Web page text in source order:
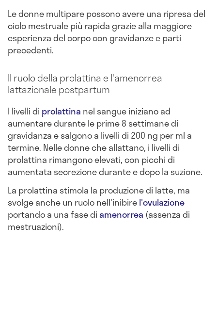
Le donne multipare possono avere una ripresa del
ciclo mestruale più rapida grazie alla maggiore
esperienza del corpo con gravidanze e parti
precedenti.
Il ruolo della prolattina e l'amenorrea
lattazionale postpartum
I livelli di prolattina nel sangue iniziano ad
aumentare durante le prime 8 settimane di
gravidanza e salgono a livelli di 200 ng per ml a
termine. Nelle donne che allattano, i livelli di
prolattina rimangono elevati, con picchi di
aumentata secrezione durante e dopo la suzione.
La prolattina stimola la produzione di latte, ma
svolge anche un ruolo nell'inibirel'ovulazione
portando a una fase di amenorrea (assenza di
mestruazioni).